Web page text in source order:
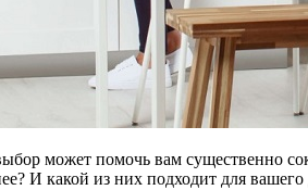
может помочь вам существенно
И какой из них подходит для вашего